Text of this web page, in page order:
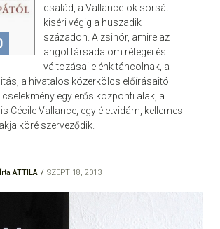
család, a Vallance-ok sorsát
kiséri végig a huszadik
századon. A zsinór, amire az
angol társadalom rétegei és
változásai elénk táncolnak, a
a hivatalos közerkölcs előírásaitól
cselekmény egy erős központi alak, a
Cécile Vallance, egy életvidám, kellemes
köré szerveződik.
ÍrtaATTILA SZEPT 18, 2013